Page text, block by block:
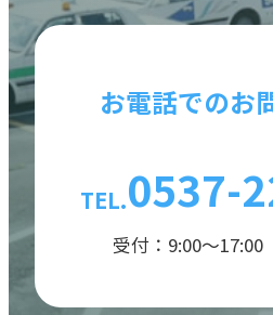
お電話でのお
TEL.0537-
受付：9:00〜17:00